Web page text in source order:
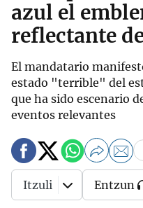
azul el
reflectante
El mandatario
estado "terrible" del
que ha sido escenario
eventos relevantes
Itzuli Entzun